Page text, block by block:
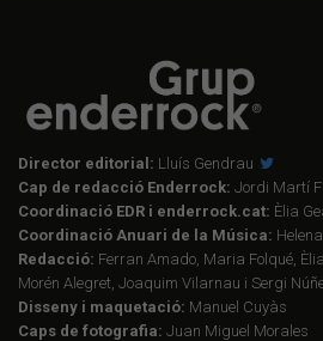
Director editorial: Lluís Gendrau
Cap de redacció Enderrock: Jordi Martí
Coordinació EDR i enderrock.cat: Èlia
Coordinació Anuari de la Música:
Redacció: Ferran Amado, Maria Folqué,
Morén Alegret, Joaquim Vilarnau i Sergi
Disseny i maquetació: Manuel Cuyàs
Caps de fotografia: Juan Miguel Morales